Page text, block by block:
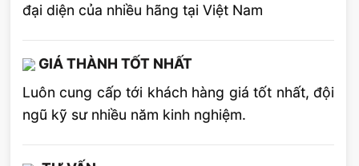
đại diện của nhiều hãng tại Việt Nam
GIÁ THÀNH TỐT NHẤT
Luôn cung cấp tới khách hàng giá tốt nhất, đội
ngũ kỹ sư nhiều năm kinh nghiệm.
Chỉnh dòng điện và lựa chọn que hàn là chìa
khóa để đạt được tốc độ hàn và mối hàn lần
đầu cao hơn, ít hỏng mối hàn hơn. Các quy
trình và công nghệ hàn cung cấp hiệu suất hồ
quang phù hợp hơn có thể giúp giảm thời gian